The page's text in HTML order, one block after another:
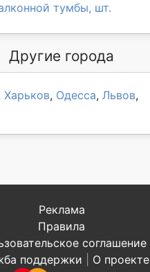
тумбы, шт.
Другие города
Харьков, Одесса, Львов,
Реклама
Правила
соглашение
поддержки
О проекте